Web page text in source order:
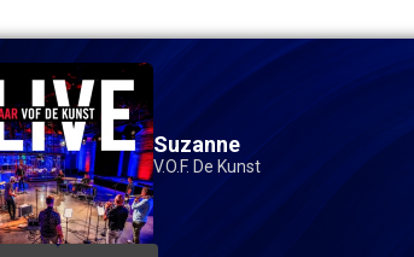
Suzanne
V.O.F. De Kunst